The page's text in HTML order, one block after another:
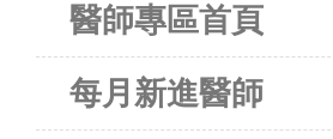
醫師專區首頁
每月新進醫師